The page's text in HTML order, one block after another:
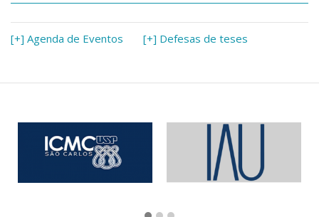
[+] Agenda de Eventos [+] Defesas de teses